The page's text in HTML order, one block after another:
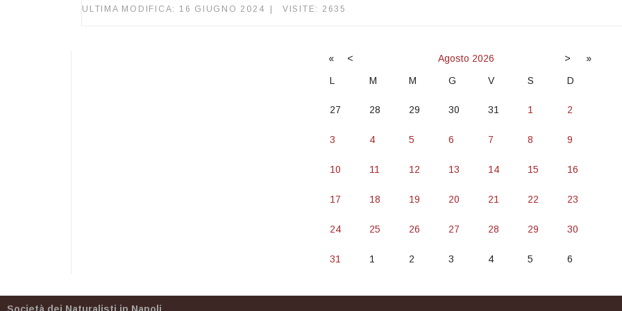
ULTIMA MODIFICA: 16 GIUGNO 2024 VISITE: 2635
« < Agosto 2026 >
»
L
M M G V S D
27 28 29 30 31 1 2
3 4 5 6 7 8 9
10 11 12 13 14 15 16
17 18 19 20 21 22 23
24 25 26 27 28 29 30
31 1 2 3 4 5 6